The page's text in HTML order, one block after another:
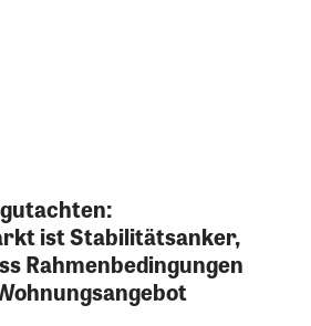
ist Stabilitätsanker,
Rahmenbedingungen